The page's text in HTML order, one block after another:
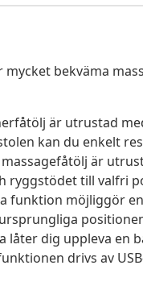
mycket bekväma
är utrustad
kan du enkelt
är
ryggstödet till valfri
funktion möjliggör
låter dig uppleva en
drivs av